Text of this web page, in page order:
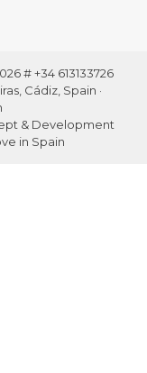
# +34 613133726
Cádiz, Spain ·
& Development
in Spain